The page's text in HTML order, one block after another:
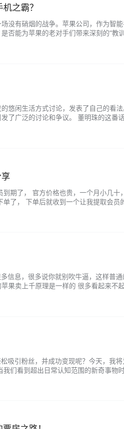
之霸？
没有硝烟的战争。苹果公司，作为智
否能为苹果的老对手们带来深刻的“教
悠闲生活方式讨论，发表了自己的看
了广泛的讨论和争议。 董明珠的这番
期了， 官方价格也贵，一个月小几
了， 下单后就收到一个让我提取会员
信息，很多说你就别吹牛逼，这样普
果卖上千原理是一样的 很多看起来不
吸引粉丝，并成功变现呢？今天，我
们看到超出日常认知范围的新奇事物